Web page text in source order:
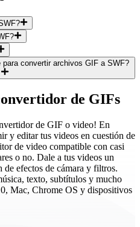
convertir archivos GIF a SWF?
de GIFs
de GIF o video! En
y editar tus videos en cuestión de
de video compatible con casi
o no. Dale a tus videos un
de efectos de cámara y filtros.
texto, subtítulos y mucho
Mac, Chrome OS y dispositivos